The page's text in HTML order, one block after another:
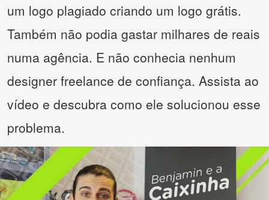
um logo plagiado criando um logo grátis.
Também não podia gastar milhares de reais
numa agência. E não conhecia nenhum
designer freelance de confiança. Assista ao
vídeo e descubra como ele solucionou esse
problema.